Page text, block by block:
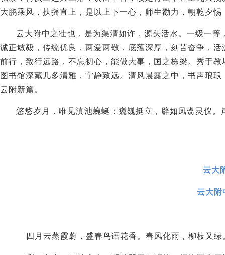
大鹏乘风，扶摇直上，是以上下一心，师生勠力，朝乾夕
云大附中之壮也，是为渠清如许，源头活水。一级一
诚正敏毅，传统优良，两爱两敬，底蕴深厚，刻苦奋争，
前行，致行远路，不忘初心，能做大事，国之栋梁。秀于
图书馆深藏几多清雅，宁静致远。清风晨露之中，书声琅
云附新篇。
悠悠岁月，唯见滇池蜿蜒；巍巍挺立，辟如凤翥灵仪
云大
云大附
四月云蒸霞蔚，盛春鸟语花香。春风化雨，柳枝又